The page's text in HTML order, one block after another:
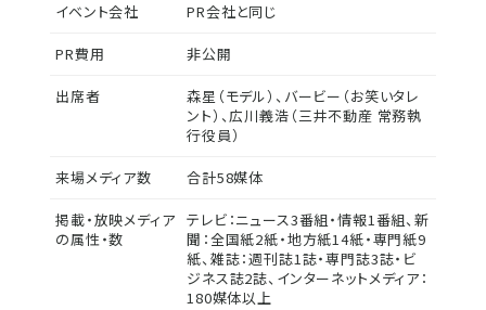
イベント会社 PR会社と同じ
PR費用 非公開
出席者
森星（モデル）、バービー（お笑いタレ
ント）、広川義浩（三井不動産 常務執
行役員）
来場メディア数 合計58媒体
掲載・放映メディア
の属性・数
テレビ：ニュース3番組・情報1番組、新
聞：全国紙2紙・地方紙14紙・専門紙9
紙、雑誌：週刊誌1誌・専門誌3誌・ビ
ジネス誌2誌、インターネットメディア：
180媒体以上